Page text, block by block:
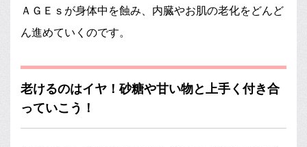
ＡＧＥｓが身体中を蝕み、内臓やお肌の老化をどんど
ん進めていくのです。
老けるのはイヤ！砂糖や甘い物と上手く付き合
っていこう！